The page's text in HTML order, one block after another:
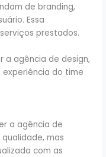
de branding,
Essa
prestados.
a agência de design,
do time
a agência de
mas
com as